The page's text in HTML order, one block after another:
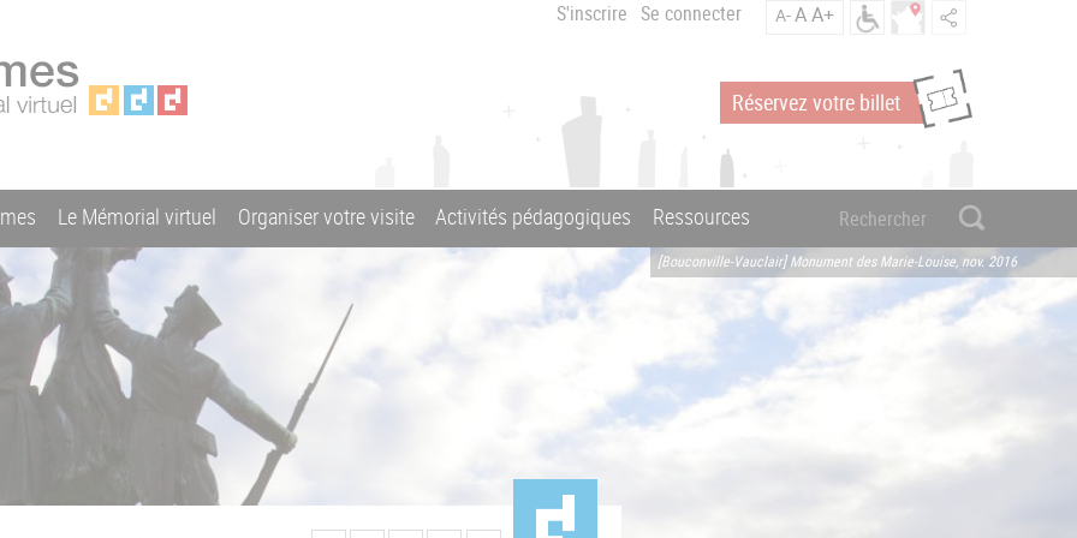
S'inscrire Se connecter A-AA+
Réservez votre billet
Le Mémorial virtuel Organiser votre visite Activités pédagogiques Ressources
[Bouconville-Vauclair] Monument des Marie-Louise, nov. 2016